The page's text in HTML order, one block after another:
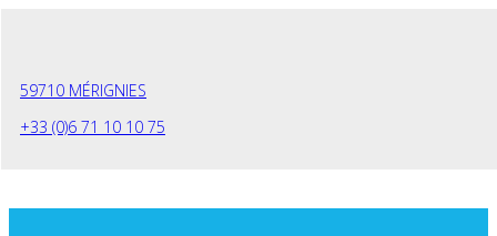
59710 MÉRIGNIES
+33 (0)6 71 10 10 75